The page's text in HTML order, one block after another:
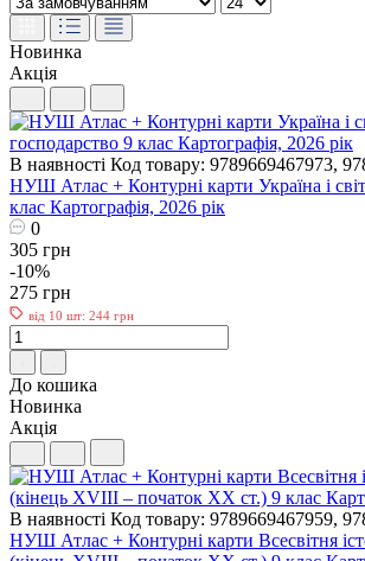
Новинка
Акція
В наявності Код товару: 9789669467973,
НУШ Атлас + Контурні карти Україна і
клас Картографія, 2026 рік
0
305 грн
-10%
275 грн
від 10 шт: 244 грн
До кошика
Новинка
Акція
В наявності Код товару: 9789669467959,
НУШ Атлас + Контурні карти Всесвітня